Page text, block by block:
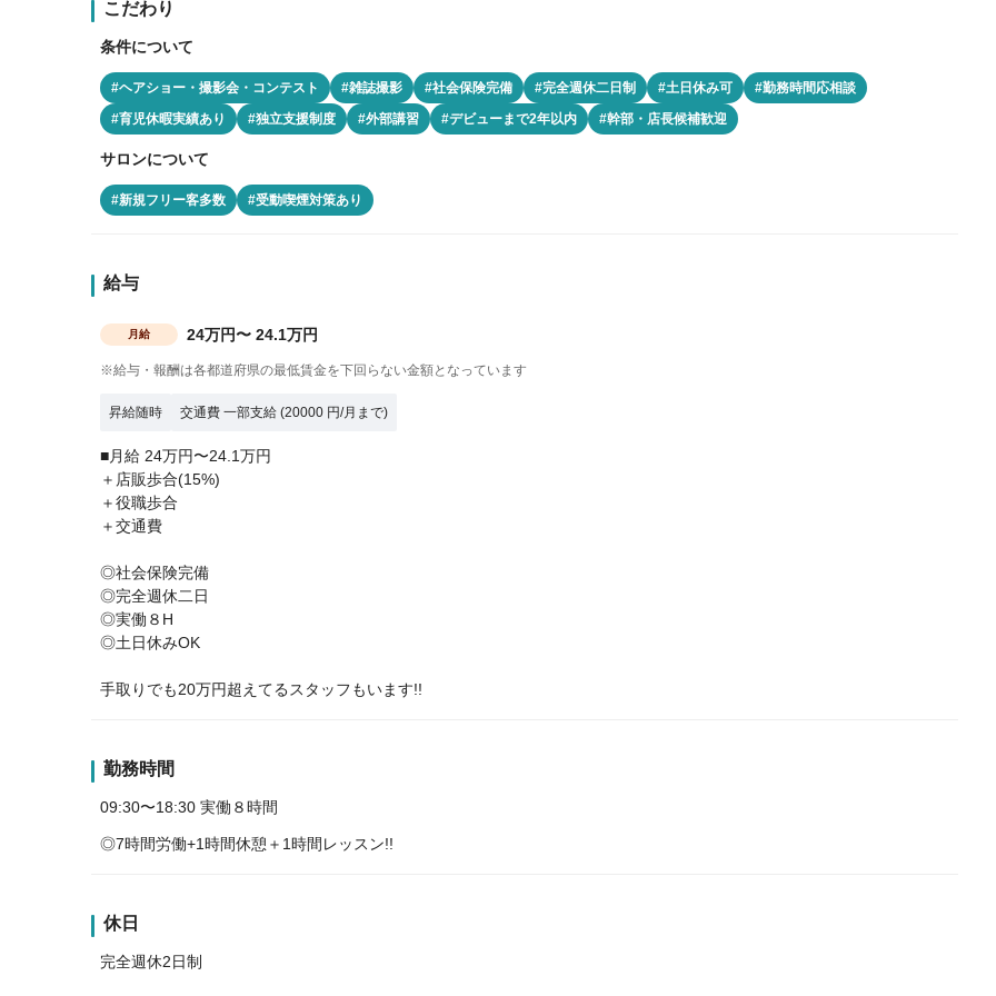
こだわり
条件について
#ヘアショー・撮影会・コンテスト #雑誌撮影 #社会保険完備 #完全週休二日制 #土日休み可
#勤務時間応相談
#育児休暇実績あり
#独立支援制度 #外部講習 #デビューまで2年以内 #幹部・店長候補歓迎
サロンについて
#新規フリー客多数 #受動喫煙対策あり
給与
月給 24万円〜 24.1万円
※給与・報酬は各都道府県の最低賃金を下回らない金額となっています
昇給随時 交通費 一部支給 (20000 円/月まで)
■月給 24万円〜24.1万円
＋店販歩合(15%)
＋役職歩合
＋交通費
◎社会保険完備
◎完全週休二日
◎実働８H
◎土日休みOK
手取りでも20万円超えてるスタッフもいます!!
勤務時間
09:30〜18:30 実働８時間
◎7時間労働+1時間休憩＋1時間レッスン!!
休日
完全週休2日制